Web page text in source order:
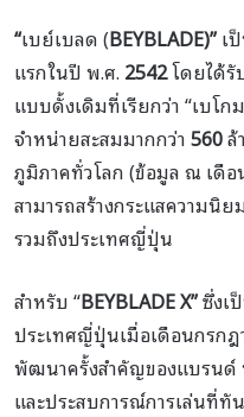
“เบย์เบลด (BEYBLADE)”เ
แรกในปี พ.ศ. 2542โดยได้
แบบดั้งเดิมที่เรียกว่า “เบโก
จำหน่ายสะสมมากกว่า560ล้
ภูมิภาคทั่วโลก (ข้อมูล ณ เดื
สามารถสร้างกระแสความนิ
รวมถึงประเทศญี่ปุ่น
สำหรับ “BEYBLADE X”ซึ่งเ
ประเทศญี่ปุ่นเมื่อเดือนกรก
พัฒนาครั้งสำคัญของแบรนด์
และประสบการณ์การเล่นที่